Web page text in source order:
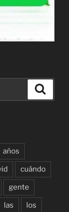
años
cuándo
gente
las los